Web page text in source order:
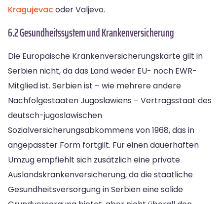
Kragujevacoder Valjevo.
6.2 Gesundheitssystem und Krankenversicherung
Die Europäische Krankenversicherungskarte gilt in
Serbien nicht, da das Land weder EU- noch EWR-
Mitglied ist. Serbien ist – wie mehrere andere
Nachfolgestaaten Jugoslawiens – Vertragsstaat des
deutsch-jugoslawischen
Sozialversicherungsabkommens von 1968, das in
angepasster Form fortgilt. Für einen dauerhaften
Umzug empfiehlt sich zusätzlich eine private
Auslandskrankenversicherung, da die staatliche
Gesundheitsversorgung in Serbien eine solide